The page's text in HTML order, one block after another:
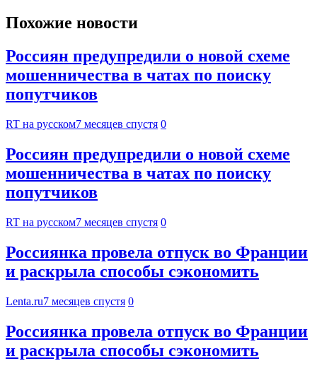
Похожие новости
Россиян предупредили о новой схеме
мошенничества в чатах по поиску
попутчиков
RT на русском7 месяцев спустя 0
Россиян предупредили о новой схеме
мошенничества в чатах по поиску
попутчиков
RT на русском7 месяцев спустя 0
Россиянка провела отпуск во Франции
и раскрыла способы сэкономить
Lenta.ru7 месяцев спустя 0
Россиянка провела отпуск во Франции
и раскрыла способы сэкономить